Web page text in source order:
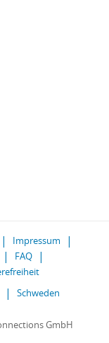
Impressum
FAQ
Schweden
GmbH